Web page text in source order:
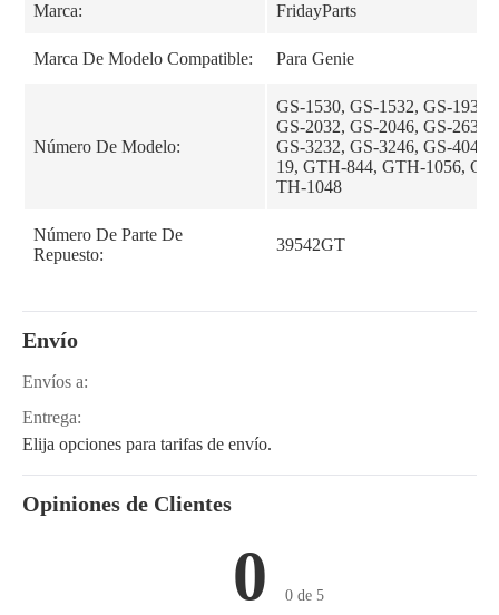
Marca: FridayParts
Marca De Modelo Compatible: Para Genie
Número De Modelo:
GS-1530, GS-1532, GS-1930,
GS-2032, GS-2046, GS-2632,
GS-3232, GS-3246, GS-
19, GTH-844, GTH-1056,
TH-1048
Número De Parte De
Repuesto:
39542GT
Envío
Envíos a:
Entrega:
Elija opciones para tarifas de envío.
Opiniones de Clientes
0 0 de 5